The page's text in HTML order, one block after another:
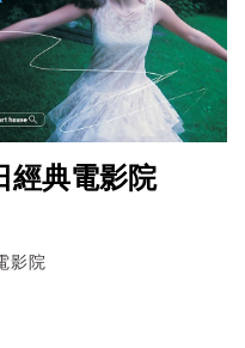
經典電影院
影院